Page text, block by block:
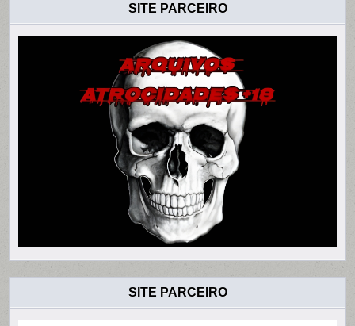
SITE PARCEIRO
SITE PARCEIRO